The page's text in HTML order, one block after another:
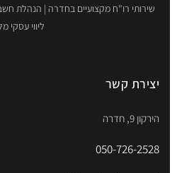
שירותי רו"ח מקצועיים בחדרה | הנהלת
ליווי עסקי
יצירת קשר
הירקון 9, חדרה
050-726-2528